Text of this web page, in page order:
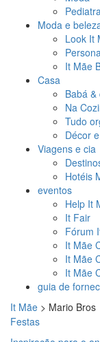
Moda e
Look It
It Mãe
Casa
Babá &
Na
Tudo
Décor
Viagens e cia
Hotéis
eventos
Help It
It Fair
Fórum
It Mãe
It Mãe
It Mãe
guia de
It Mãe > Mario Bros
Festas